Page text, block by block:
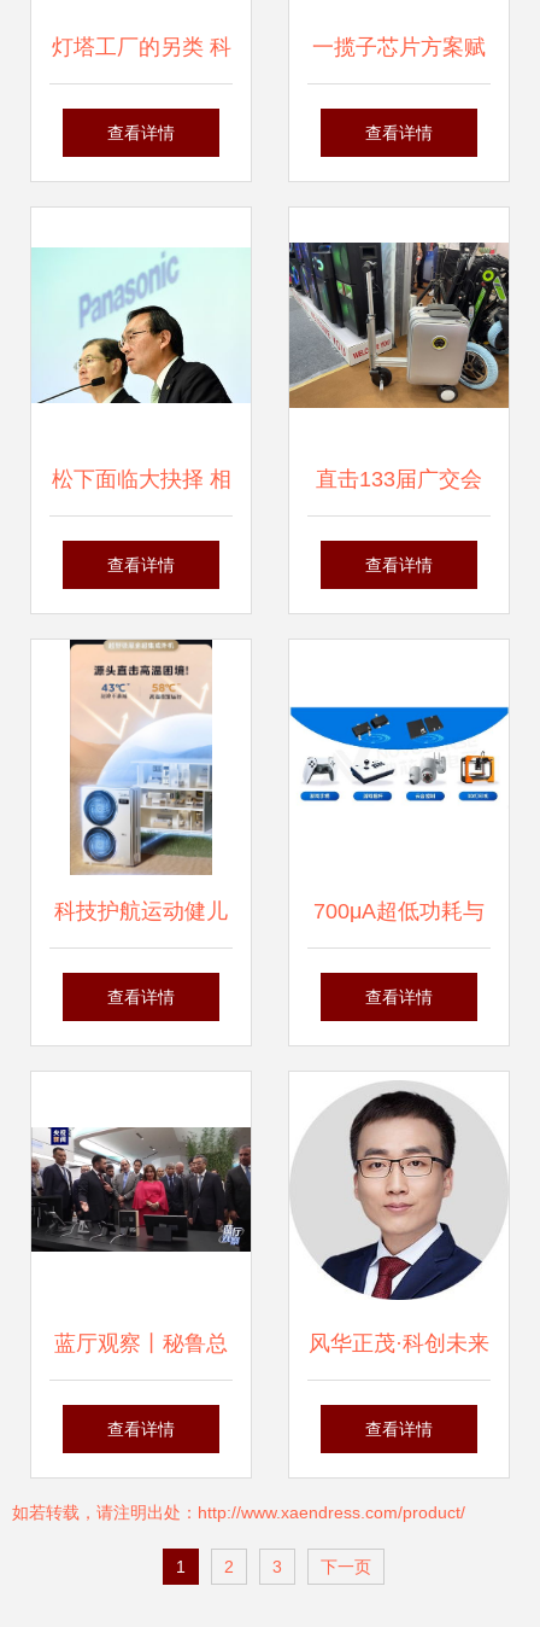
灯塔工厂的另类 科
技公司阿里与它的
查看详情
一揽子芯片方案赋
能家电升级——群
焕新纳沃盖森
查看详情
松下面临大抉择 相
机部门该何去何从
查看详情
直击133届广交会
亚马逊爆款亮相，
盖森电子科技
查看详情
科技护航运动健儿
圆梦巴黎—美的空
产品背后的科技密
码
查看详情
700μA超低功耗与
5kHz高带宽 纳芯
性位置传感器，赋
能纳沃盖森电子科
技前沿应用
查看详情
蓝厅观察丨秘鲁总
统博鲁阿尔特首访
走亲走近与纳沃盖
查看详情
风华正茂·科创未来
——年度中国科技
查看详情
如若转载，请注明出处：http://www.xaendress.com/product/
1 2 3 下一页